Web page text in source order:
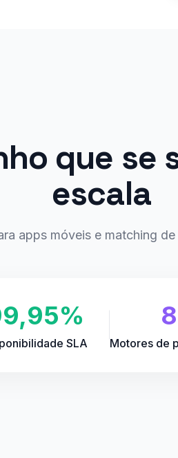
que se
escala
apps móveis e matching
SLA
8
Motores de